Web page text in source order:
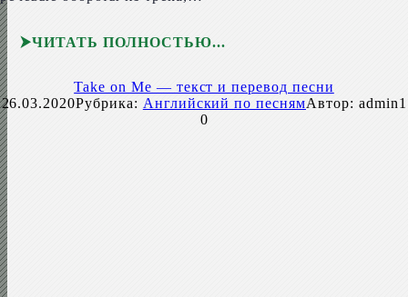
ЧИТАТЬ ПОЛНОСТЬЮ
Take on Me — текст и перевод песни
26.03.2020Рубрика: Английский по песнямАвтор: admin1
0